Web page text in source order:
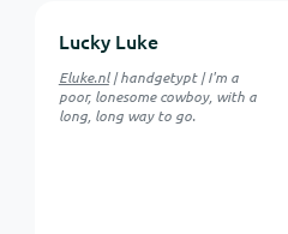
Lucky Luke
Eluke.nl| handgetypt | I'm a
poor, lonesome cowboy, with a
long, long way to go.